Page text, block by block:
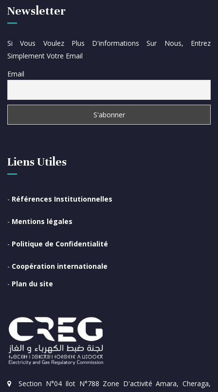
Section N°04 Ilot N°788 Zone D'activité Amara, Cheraga,
Liens Utiles
- Références Institutionnelles
- Mentions légales
- Politique de Confidentialité
- Coopération internationale
- Plan du site
Newsletter
Si Vous Voulez Plus D'informations Sur Nous, Entrez
Simplement Votre Email
Email